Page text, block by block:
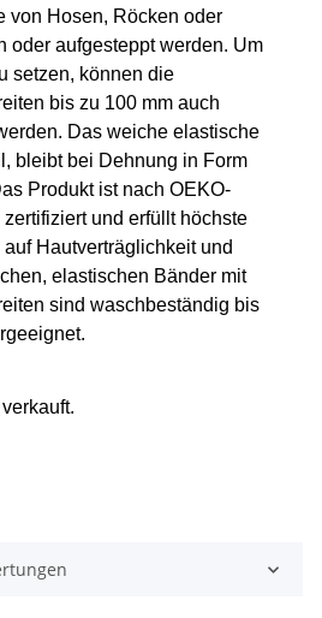
von Hosen, Röcken oder
oder aufgesteppt werden. Um
setzen, können die
bis zu 100 mm auch
Das weiche elastische
bleibt bei Dehnung in Form
Produkt ist nach OEKO-
und erfüllt höchste
Hautverträglichkeit und
elastischen Bänder mit
sind waschbeständig bis